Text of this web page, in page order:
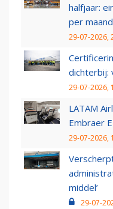
halfjaar:
per maand
29-07-2026,
dichterbij:
29-07-2026,
LATAM
Embraer
29-07-2026,
middel’
29-07-